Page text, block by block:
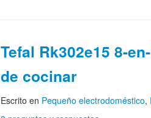
Tefal Rk302e15 8-
de cocinar
Escrito en Pequeño electrodoméstico,